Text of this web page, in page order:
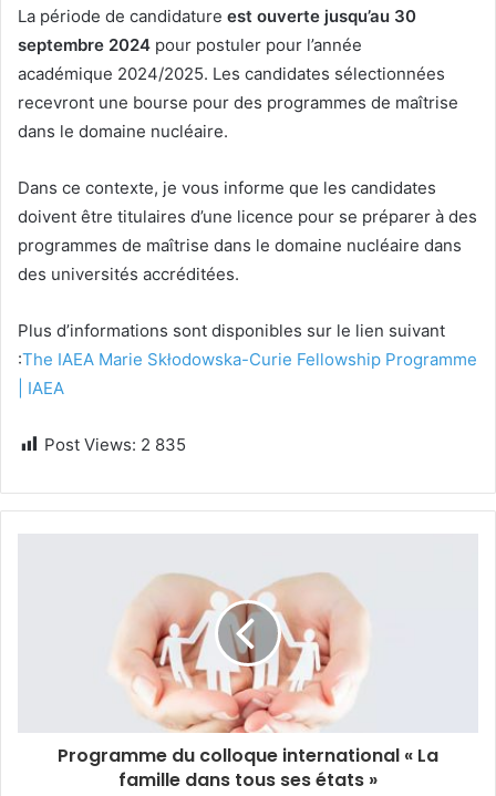
La période de candidature est ouverte jusqu’au 30
septembre 2024 pour postuler pour l’année
académique 2024/2025. Les candidates sélectionnées
recevront une bourse pour des programmes de maîtrise
dans le domaine nucléaire.
Dans ce contexte, je vous informe que les candidates
doivent être titulaires d’une licence pour se préparer à des
programmes de maîtrise dans le domaine nucléaire dans
des universités accréditées.
Plus d’informations sont disponibles sur le lien suivant
:The IAEA Marie Skłodowska-Curie Fellowship Programme
| IAEA
Post Views: 2 835
Programme du colloque international « La
famille dans tous ses états »